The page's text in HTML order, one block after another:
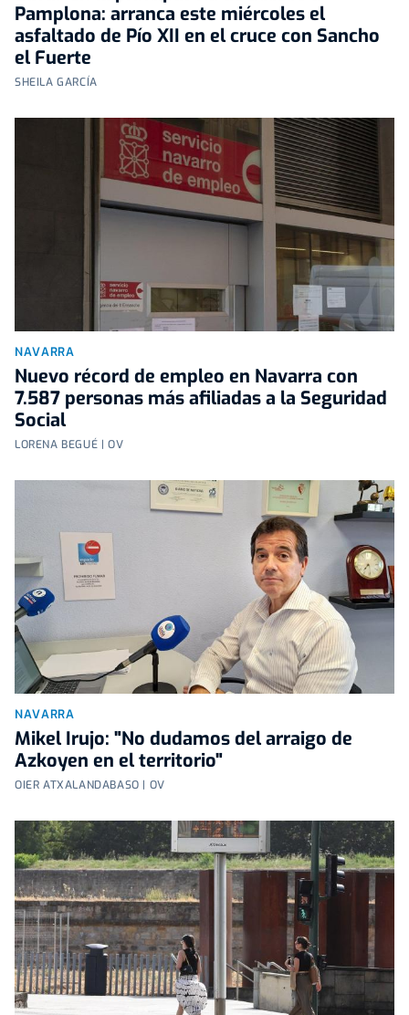
Pamplona: arranca este miércoles el
asfaltado de Pío XII en el cruce con Sancho
el Fuerte
SHEILA GARCÍA
NAVARRA
Nuevo récord de empleo en Navarra con
7.587 personas más afiliadas a la Seguridad
Social
LORENA BEGUÉ | OV
NAVARRA
Mikel Irujo: "No dudamos del arraigo de
Azkoyen en el territorio"
OIER ATXALANDABASO | OV